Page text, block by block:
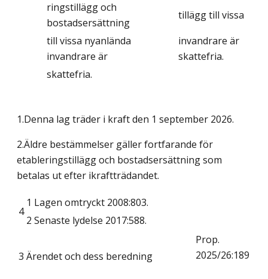
ringstillägg och
bostadsersättning
tillägg till vissa
till vissa nyanlända
invandrare är
invandrare är
skattefria.
skattefria.
1.Denna lag träder i kraft den 1 september 2026.
2.Äldre bestämmelser gäller fortfarande för
etableringstillägg och bostadsersättning som
betalas ut efter ikraftträdandet.
4
1 Lagen omtryckt 2008:803.
2 Senaste lydelse 2017:588.
3 Ärendet och dess beredning
Prop.
2025/26:189